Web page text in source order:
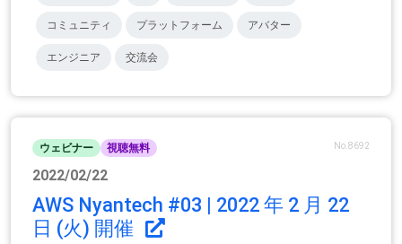
コミュニティ プラットフォーム アバター
エンジニア 交流会
ウェビナー 視聴無料 No.8692
2022/02/22
AWS Nyantech #03 | 2022 年 2 月 22
日 (火) 開催